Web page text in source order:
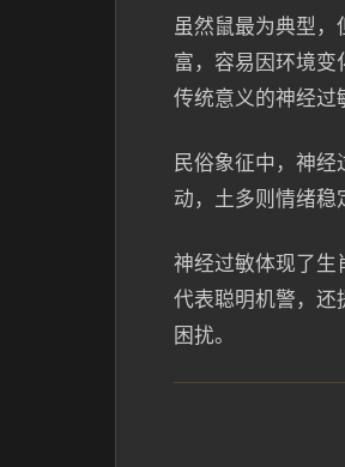
虽然鼠最为典型，
富，容易因环境变
传统意义的神经过
民俗象征中，神
动，土多则情绪稳
神经过敏体现了生
代表聪明机警，还
困扰。